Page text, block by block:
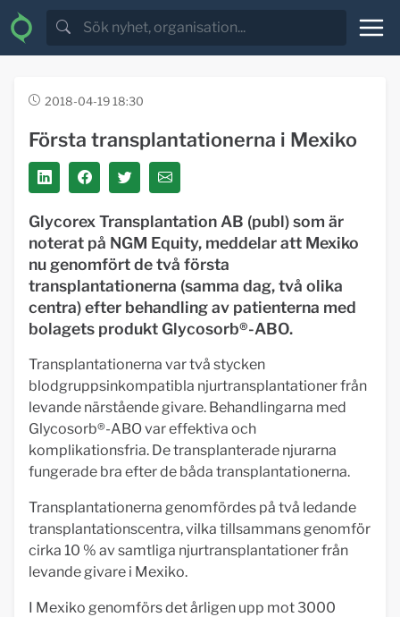
2018-04-19 18:30
Första transplantationerna i Mexiko
Glycorex Transplantation AB (publ) som är
noterat på NGM Equity, meddelar att Mexiko
nu genomfört de två första
transplantationerna (samma dag, två olika
centra) efter behandling av patienterna med
bolagets produkt Glycosorb®-ABO.
Transplantationerna var två stycken
blodgruppsinkompatibla njurtransplantationer från
levande närstående givare. Behandlingarna med
Glycosorb®-ABO var effektiva och
komplikationsfria. De transplanterade njurarna
fungerade bra efter de båda transplantationerna.
Transplantationerna genomfördes på två ledande
transplantationscentra, vilka tillsammans genomför
cirka 10 % av samtliga njurtransplantationer från
levande givare i Mexiko.
I Mexiko genomförs det årligen upp mot 3000